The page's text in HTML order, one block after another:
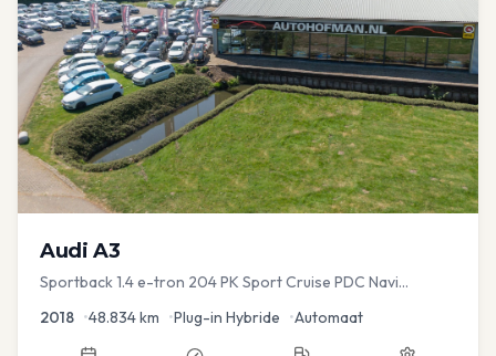
Audi A3
Sportback 1.4 e-tron 204 PK Sport Cruise PDC Navi
2018 •48.834km •Plug-in Hybride •Automaat